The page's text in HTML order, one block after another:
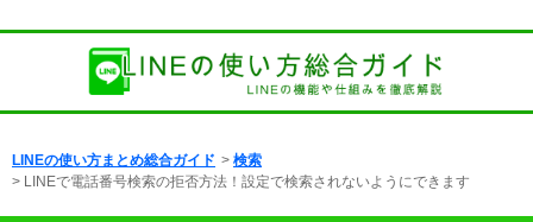
LINEの使い方まとめ総合ガイド > 検索
> LINEで電話番号検索の拒否方法！設定で検索されないようにできます